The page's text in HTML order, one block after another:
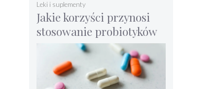
Jakie korzyści przynosi
stosowanie probiotyków
u dzieci?
Leki i suplementy